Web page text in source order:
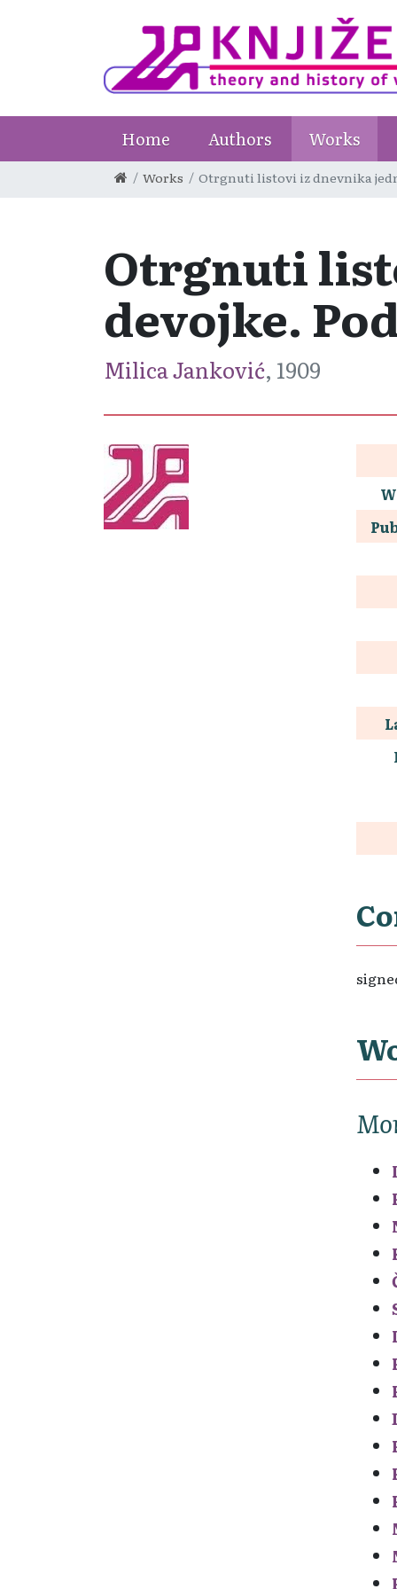
Home Authors Works
Works Otrgnuti listovi iz dnevnika
Otrgnuti
devojke.
Milica Janković, 1909